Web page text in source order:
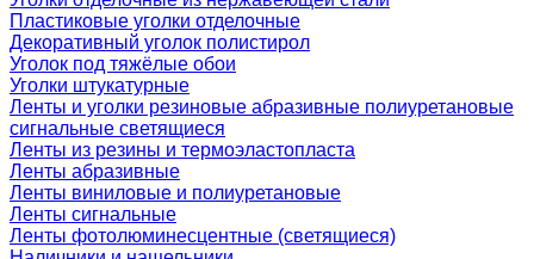
Пластиковые уголки отделочные
Декоративный уголок полистирол
Уголок под тяжёлые обои
Уголки штукатурные
Ленты и уголки резиновые абразивные полиуретановые
сигнальные светящиеся
Ленты из резины и термоэластопласта
Ленты абразивные
Ленты виниловые и полиуретановые
Ленты сигнальные
Ленты фотолюминесцентные (светящиеся)